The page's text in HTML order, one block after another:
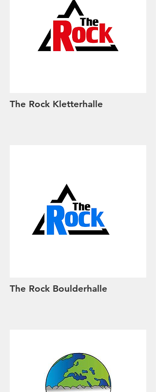
The Rock Kletterhalle
The Rock Boulderhalle